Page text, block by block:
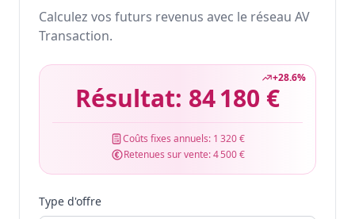
Calculez vos futurs revenus avec le réseau AV
Transaction.
+28.6%
Résultat: 84 180 €
Coûts fixes annuels: 1 320 €
Retenues sur vente:4 500 €
Type d'offre